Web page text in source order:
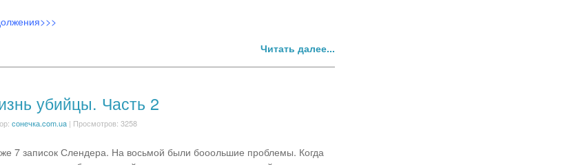
Читать далее...
убийцы. Часть 2
сонечка.com.ua| Просмотров: 3258
7 записок Слендера. На восьмой были бооольшие проблемы. Когда